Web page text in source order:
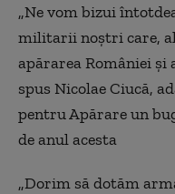
„Ne vom bizui
militarii noştri care,
apărarea României şi
spus Nicolae Ciucă,
pentru Apărare un
de anul acesta
„Dorim să dotăm